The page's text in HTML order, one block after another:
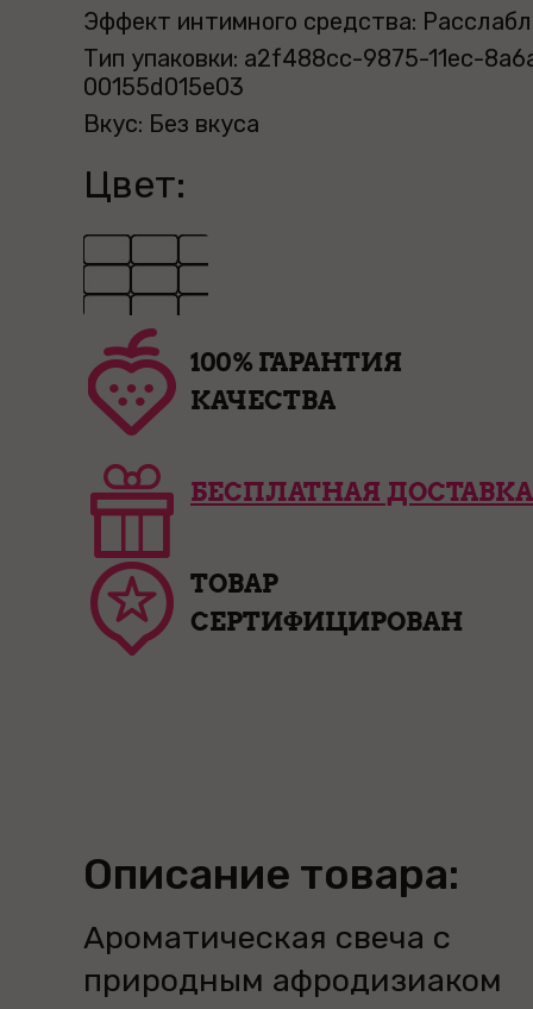
Эффект интимного средства:
Тип упаковки: a2f488cc-9875-11ec-
00155d015e03
Вкус: Без вкуса
Цвет:
100% ГАРАНТИЯ
КАЧЕСТВА
БЕСПЛАТНАЯ ДОСТАВКА
ТОВАР
СЕРТИФИЦИРОВАН
Описание товара:
Ароматическая свеча с
природным афродизиаком